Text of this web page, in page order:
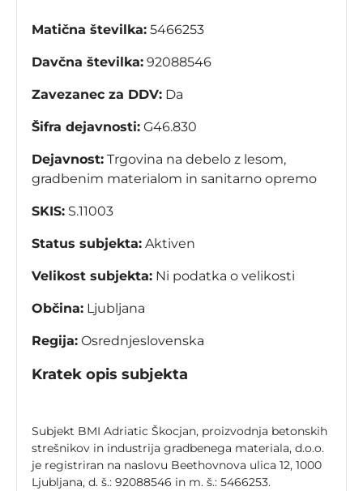
Matična številka: 5466253
Davčna številka: 92088546
Zavezanec za DDV: Da
Šifra dejavnosti: G46.830
Dejavnost: Trgovina na debelo z lesom,
gradbenim materialom in sanitarno opremo
SKIS: S.11003
Status subjekta: Aktiven
Velikost subjekta: Ni podatka o velikosti
Občina: Ljubljana
Regija: Osrednjeslovenska
Kratek opis subjekta
Subjekt BMI Adriatic Škocjan, proizvodnja betonskih
strešnikov in industrija gradbenega materiala, d.o.o.
je registriran na naslovu Beethovnova ulica 12, 1000
Ljubljana, d. š.: 92088546 in m. š.: 5466253.